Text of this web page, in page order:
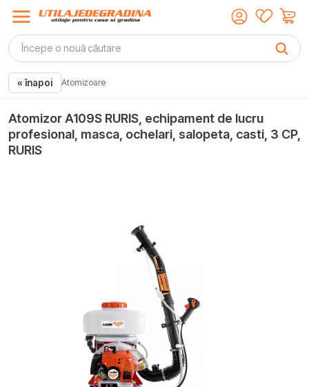
« înapoi Atomizoare
Atomizor A109S RURIS, echipament de lucru
profesional, masca, ochelari, salopeta, casti, 3 CP,
RURIS